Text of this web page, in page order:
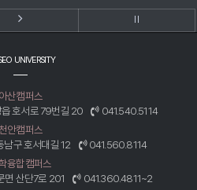
UNIVERSITY
아산캠퍼스
호서로 79번길 20
041.540.5114
천안캠퍼스
구 호서대길 12
041.560.8114
융합캠퍼스
면 산단7로 201
041.360.4811~2